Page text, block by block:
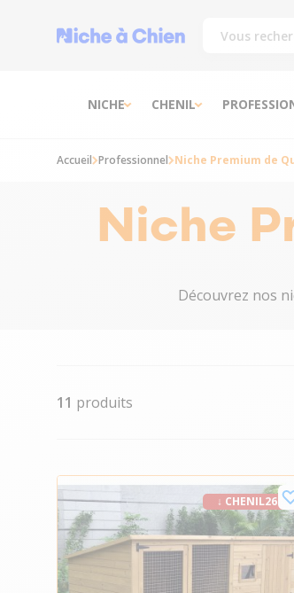
NICHE CHENIL
Accueil Professionnel Niche Premium de
Niche
Découvrez nos
11 produits
↓ CHENIL26